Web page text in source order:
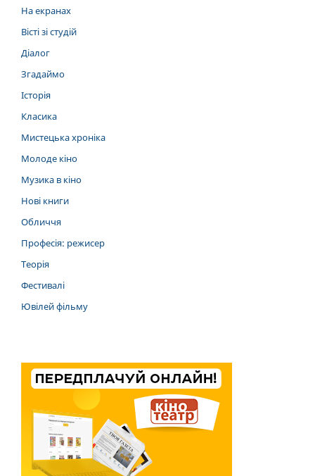
На екранах
Вісті зі студій
Діалог
Згадаймо
Історія
Класика
Мистецька хроніка
Молоде кіно
Музика в кіно
Нові книги
Обличчя
Професія: режисер
Теорія
Фестивалі
Ювілей фільму